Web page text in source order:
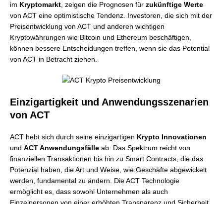
im Kryptomarkt , zeigen die Prognosen für zukünftige Werte
von ACT eine optimistische Tendenz. Investoren, die sich mit der
Preisentwicklung von ACT und anderen wichtigen
Kryptowährungen wie Bitcoin und Ethereum beschäftigen,
können bessere Entscheidungen treffen, wenn sie das Potential
von ACT in Betracht ziehen.
Einzigartigkeit und Anwendungsszenarien
von ACT
ACT hebt sich durch seine einzigartigen Krypto Innovationen
und ACT Anwendungsfälle ab. Das Spektrum reicht von
finanziellen Transaktionen bis hin zu Smart Contracts, die das
Potenzial haben, die Art und Weise, wie Geschäfte abgewickelt
werden, fundamental zu ändern. Die ACT Technologie
ermöglicht es, dass sowohl Unternehmen als auch